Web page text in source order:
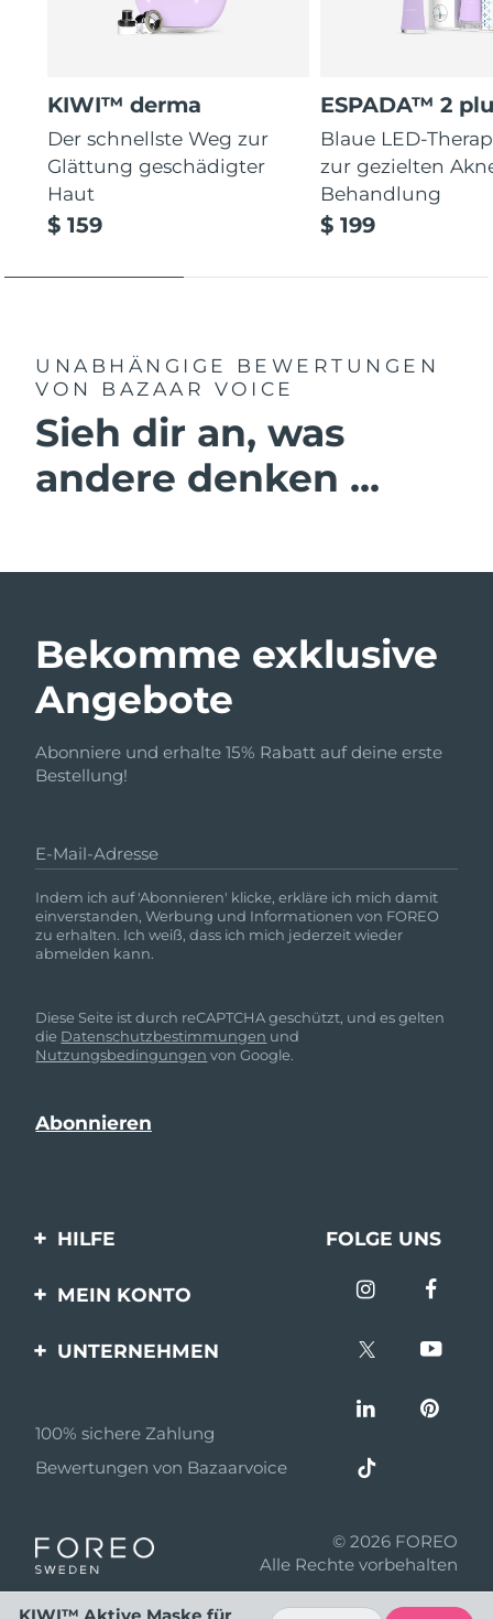
KIWI™ derma
Der schnellste Weg zur
Glättung geschädigter
Haut
$ 159
ESPADA™ 2
Blaue LED-
zur gezielten
Behandlung
$ 199
UNABHÄNGIGE BEWERTUNGEN
VON BAZAAR VOICE
Sieh dir an, was
andere denken ...
Bekomme exklusive
Angebote
Abonniere und erhalte 15% Rabatt auf deine erste
Bestellung!
E-Mail-Adresse
Indem ich auf 'Abonnieren' klicke, erkläre ich mich damit
einverstanden, Werbung und Informationen von FOREO
zu erhalten. Ich weiß, dass ich mich jederzeit wieder
abmelden kann.
Diese Seite ist durch reCAPTCHA geschützt, und es gelten
die Datenschutzbestimmungen und
Nutzungsbedingungen von Google.
HILFE
Kontaktiere uns
FOLGE UNS
MEIN KONTO
UNTERNEHMEN
Partnerprogramm
Partner Nachrichten
Einzelhändler
Nutzungsbed
100% sichere Zahlung
Bewertungen von Bazaarvoice
© 2026 FOREO
Alle Rechte vorbehalten